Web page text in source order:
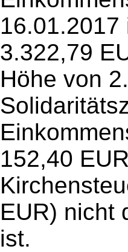
3.322,79
Höhe von
152,40
EUR) nicht
ist.